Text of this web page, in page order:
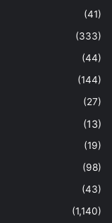
(41)
(333)
(44)
(144)
(27)
(13)
(19)
(98)
(43)
(1,140)